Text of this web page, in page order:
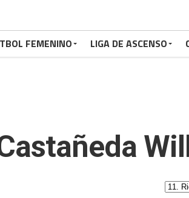
FEMENINO LIGA DE ASCENSO